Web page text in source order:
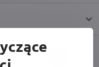
LinkedIn